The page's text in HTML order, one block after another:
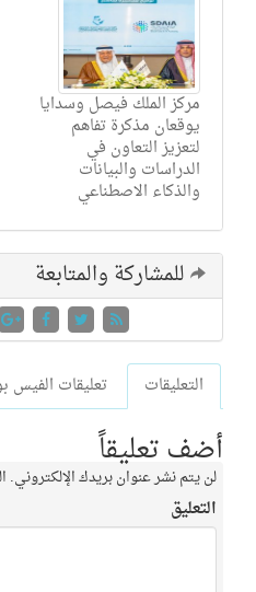
مركز الملك فيصل وسدايا
يوقعان مذكرة تفاهم
لتعزيز التعاون في
الدراسات والبيانات
والذكاء الاصطناعي
للمشاركة والمتابعة
التعليقات تعليقات الفيس
أضف تعليقاً
لن يتم نشر عنوان بريدك الإلكتروني.
التعليق